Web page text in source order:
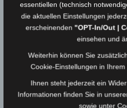
Hallenfest 2017
Unser Hallenfest
12.06.2017
SIDEBAR 2
essentiellen (technisch
die aktuellen Einstellungen
erscheinenden "OPT-In/Out |
einsehen und
Weiterhin können Sie
Cookie-Einstellungen in
Ihnen steht jederzeit ein
Informationen finden Sie in
sowie unter